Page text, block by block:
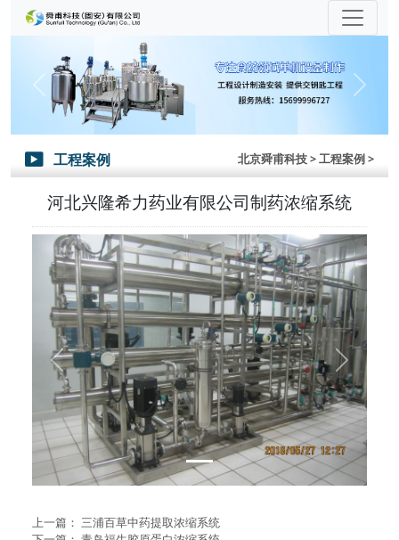
Previous Next
 工程案例 北京舜甫科技> 工程案例 >
河北兴隆希力药业有限公司制药浓缩系统
Previous Next
上一篇： 三浦百草中药提取浓缩系统